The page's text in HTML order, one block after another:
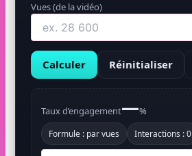
Vues (de la vidéo)
Calculer Réinitialiser
Taux d’engagement—%
Formule : par vues Interactions : 0